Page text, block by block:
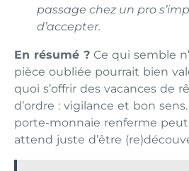
passage chez un pro
d’accepter.
En résumé ? Ce qui semble
pièce oubliée pourrait bien
quoi s’offrir des vacances de
d’ordre : vigilance et bon
porte-monnaie renferme
attend juste d’être